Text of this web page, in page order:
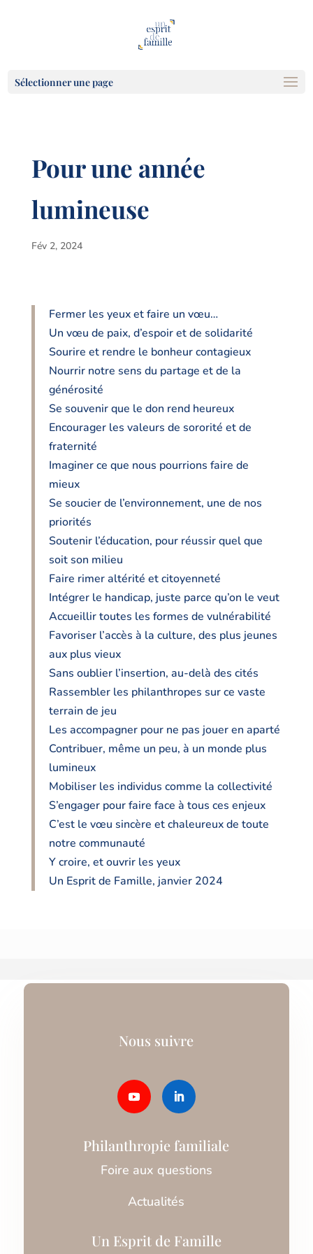
Sélectionner une page
Pour une année
lumineuse
Fév 2, 2024
Fermer les yeux et faire un vœu…
Un vœu de paix, d’espoir et de solidarité
Sourire et rendre le bonheur contagieux
Nourrir notre sens du partage et de la
générosité
Se souvenir que le don rend heureux
Encourager les valeurs de sororité et de
fraternité
Imaginer ce que nous pourrions faire de
mieux
Se soucier de l’environnement, une de nos
priorités
Soutenir l’éducation, pour réussir quel que
soit son milieu
Faire rimer altérité et citoyenneté
Intégrer le handicap, juste parce qu’on le veut
Accueillir toutes les formes de vulnérabilité
Favoriser l’accès à la culture, des plus jeunes
aux plus vieux
Sans oublier l’insertion, au-delà des cités
Rassembler les philanthropes sur ce vaste
terrain de jeu
Les accompagner pour ne pas jouer en aparté
Contribuer, même un peu, à un monde plus
lumineux
Mobiliser les individus comme la collectivité
S’engager pour faire face à tous ces enjeux
C’est le vœu sincère et chaleureux de toute
notre communauté
Y croire, et ouvrir les yeux
Un Esprit de Famille, janvier 2024
Nous suivre
Philanthropie familiale
Foire aux questions
Actualités
Un Esprit de Famille